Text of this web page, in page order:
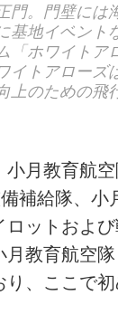
門。門壁には
基地イベント
「ホワイトア
イトアローズ
上のための飛
月教育航空
補給隊、小
ットおよ
月教育航空
り、ここで